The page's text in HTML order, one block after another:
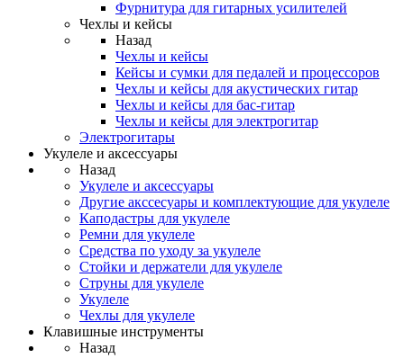
Фурнитура для гитарных усилителей
Чехлы и кейсы
Назад
Чехлы и кейсы
Кейсы и сумки для педалей и процессоров
Чехлы и кейсы для акустических гитар
Чехлы и кейсы для бас-гитар
Чехлы и кейсы для электрогитар
Электрогитары
Укулеле и аксессуары
Назад
Укулеле и аксессуары
Другие акссесуары и комплектующие для укулеле
Каподастры для укулеле
Ремни для укулеле
Средства по уходу за укулеле
Стойки и держатели для укулеле
Струны для укулеле
Укулеле
Чехлы для укулеле
Клавишные инструменты
Назад